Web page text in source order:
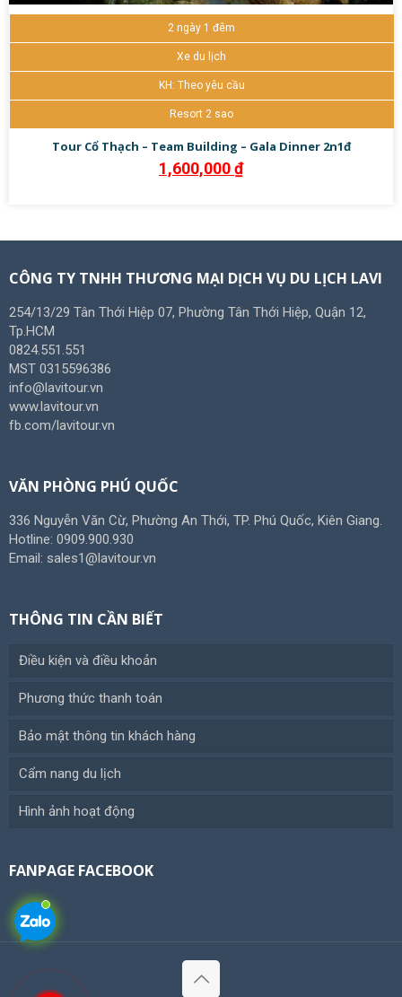
2 ngày 1 đêm
Xe du lịch
KH: Theo yêu cầu
Resort 2 sao
Tour Cổ Thạch – Team Building – Gala Dinner 2n1đ
1,600,000₫
CÔNG TY TNHH THƯƠNG MẠI DỊCH VỤ DU LỊCH LAVI
254/13/29 Tân Thới Hiệp 07, Phường Tân Thới Hiệp, Quận 12,
Tp.HCM
0824.551.551
MST 0315596386
info@lavitour.vn
www.lavitour.vn
fb.com/lavitour.vn
VĂN PHÒNG PHÚ QUỐC
336 Nguyễn Văn Cừ, Phường An Thới, TP. Phú Quốc, Kiên Giang.
Hotline: 0909.900.930
Email: sales1@lavitour.vn
THÔNG TIN CẦN BIẾT
Điều kiện và điều khoản
Phương thức thanh toán
Bảo mật thông tin khách hàng
Cẩm nang du lịch
Hình ảnh hoạt động
FANPAGE FACEBOOK